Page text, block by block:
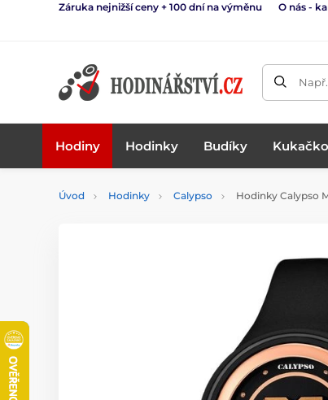
Záruka nejnižší ceny + 100 dní na výměnu O nás -
Hodiny Hodinky Budíky
Úvod Hodinky Calypso Hodinky Calypso